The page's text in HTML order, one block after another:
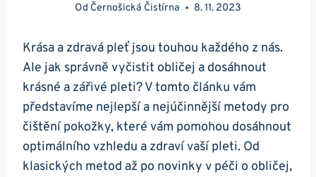
Od Černošická Čistírna 8. 11. 2023
Krása a zdravá ‌pleť⁤ jsou‍ touhou ​každého​ z nás.
Ale jak ⁣správně vyčistit obličej a dosáhnout
krásné a​ zářivé ⁣pleti?⁢ V tomto ​článku vám
‌představíme nejlepší a⁤ nejúčinnější metody pro
čištění pokožky, které vám pomohou dosáhnout
optimálního vzhledu a zdraví⁢ vaší pleti. Od
⁤klasických metod až ⁤po novinky v péči o obličej,